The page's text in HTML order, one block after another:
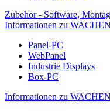
Zubehör - Software,
Informationen zu
Panel-PC
WebPanel
Industrie Displays
Box-PC
Informationen zu